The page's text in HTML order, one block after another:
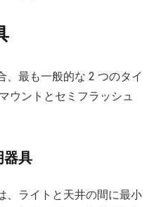
、最も一般的な 2 つのタイ
ウントとセミフラッシュ
器具
、ライトと天井の間に最小